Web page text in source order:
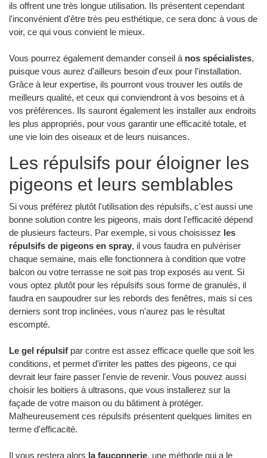
ils offrent une très longue utilisation. Ils présentent cependant
l'inconvénient d'être très peu esthétique, ce sera donc à vous de
voir, ce qui vous convient le mieux.
Vous pourrez également demander conseil à nos spécialistes,
puisque vous aurez d'ailleurs besoin d'eux pour l'installation.
Grâce à leur expertise, ils pourront vous trouver les outils de
meilleurs qualité, et ceux qui conviendront à vos besoins et à
vos préférences. Ils sauront également les installer aux endroits
les plus appropriés, pour vous garantir une efficacité totale, et
une vie loin des oiseaux et de leurs nuisances.
Les répulsifs pour éloigner les
pigeons et leurs semblables
Si vous préférez plutôt l'utilisation des répulsifs, c'est aussi une
bonne solution contre les pigeons, mais dont l'efficacité dépend
de plusieurs facteurs. Par exemple, si vous choisissez les
répulsifs de pigeons en spray, il vous faudra en pulvériser
chaque semaine, mais elle fonctionnera à condition que votre
balcon ou votre terrasse ne soit pas trop exposés au vent. Si
vous optez plutôt pour les répulsifs sous forme de granulés, il
faudra en saupoudrer sur les rebords des fenêtres, mais si ces
derniers sont trop inclinées, vous n'aurez pas le résultat
escompté.
Le gel répulsif par contre est assez efficace quelle que soit les
conditions, et permet d'irriter les pattes des pigeons, ce qui
devrait leur faire passer l'envie de revenir. Vous pouvez aussi
choisir les boitiers à ultrasons, que vous installerez sur la
façade de votre maison ou du bâtiment à protéger.
Malheureusement ces répulsifs présentent quelques limites en
terme d'efficacité.
Il vous restera alors la fauconnerie, une méthode qui a le